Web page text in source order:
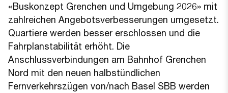
«Buskonzept Grenchen und Umgebung 2026» mit
zahlreichen Angebotsverbesserungen umgesetzt.
Quartiere werden besser erschlossen und die
Fahrplanstabilität erhöht. Die
Anschlussverbindungen am Bahnhof Grenchen
Nord mit den neuen halbstündlichen
Fernverkehrszügen von/nach Basel SBB werden